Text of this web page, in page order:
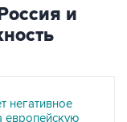
и
негативное
европейскую